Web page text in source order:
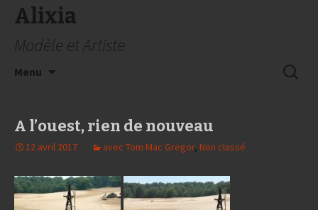
Alixia
Modèle et Artiste
Menu
A l’ouest, rien de nouveau
12 avril 2017 avec Tom Mac Gregor, Non classé